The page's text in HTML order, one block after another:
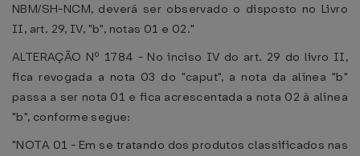
NBM/SH-NCM, deverá ser observado o disposto no Livro
II, art. 29, IV, "b", notas 01 e 02."
ALTERAÇÃO Nº 1784 - No inciso IV do art. 29 do livro II,
fica revogada a nota 03 do "caput", a nota da alínea "b"
passa a ser nota 01 e fica acrescentada a nota 02 à alínea
"b", conforme segue:
"NOTA 01 - Em se tratando dos produtos classificados nas